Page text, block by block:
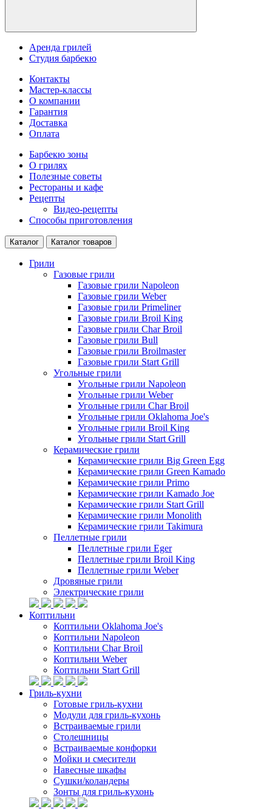
Аренда грилей
Студия барбекю
Контакты
Мастер-классы
О компании
Гарантия
Доставка
Оплата
Барбекю зоны
О грилях
Полезные советы
Рестораны и кафе
Рецепты
Видео-рецепты
Способы приготовления
Каталог Каталог товаров
Грили
Газовые грили
Газовые грили Napoleon
Газовые грили Weber
Газовые грили Primeliner
Газовые грили Broil King
Газовые грили Char Broil
Газовые грили Bull
Газовые грили Broilmaster
Газовые грили Start Grill
Угольные грили
Угольные грили Napoleon
Угольные грили Weber
Угольные грили Char Broil
Угольные грили Oklahoma Joe's
Угольные грили Broil King
Угольные грили Start Grill
Керамические грили
Керамические грили Big Green Egg
Керамические грили Green Kamado
Керамические грили Primo
Керамические грили Kamado Joe
Керамические грили Start Grill
Керамические грили Monolith
Керамические грили Takimura
Пеллетные грили
Пеллетные грили Eger
Пеллетные грили Broil King
Пеллетные грили Weber
Дровяные грили
Электрические грили
Коптильни
Коптильни Oklahoma Joe's
Коптильни Napoleon
Коптильни Char Broil
Коптильни Weber
Коптильни Start Grill
Гриль-кухни
Готовые гриль-кухни
Модули для гриль-кухонь
Встраиваемые грили
Столешницы
Встраиваемые конфорки
Мойки и смесители
Навесные шкафы
Сушки/коландеры
Зонты для гриль-кухонь